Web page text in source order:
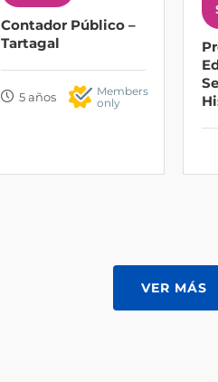
Contador Público –
Tartagal
5 años
Members
only
VER MÁS